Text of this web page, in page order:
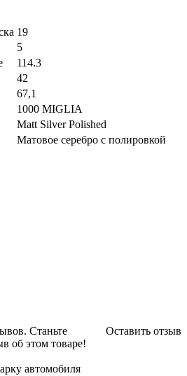
19
5
114.3
42
67,1
1000 MIGLIA
Matt Silver Polished
Матовое серебро с полировкой
Оставить отзыв
Станьте
об этом товаре!
автомобиля